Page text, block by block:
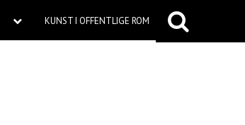
KUNST I OFFENTLIGE ROM